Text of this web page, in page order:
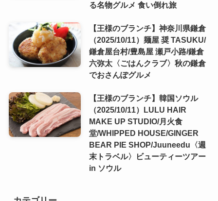
る名物グルメ 食い倒れ旅
【王様のブランチ】神奈川県鎌倉
（2025/10/11）麺屋 奨 TASUKU/
鎌倉屋台村/豊島屋 瀬戸小路/鎌倉
六弥太〈ごはんクラブ〉秋の鎌倉
でおさんぽグルメ
【王様のブランチ】韓国ソウル
（2025/10/11）LULU HAIR
MAKE UP STUDIO/月火食
堂/WHIPPED HOUSE/GINGER
BEAR PIE SHOP/Juuneedu〈週
末トラベル〉ビューティーツアー
in ソウル